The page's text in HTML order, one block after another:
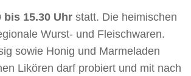
bis 15.30 Uhr statt. Die heimischen
Wurst- und Fleischwaren.
sowie Honig und Marmeladen
Likören darf probiert und mit nach